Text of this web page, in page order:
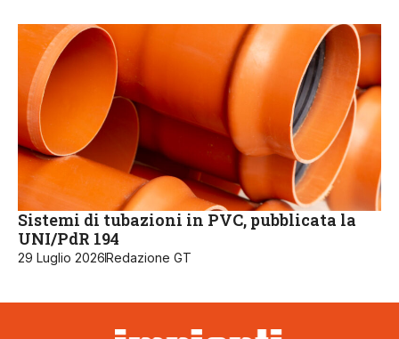
Sistemi di tubazioni in PVC, pubblicata la
UNI/PdR 194
29 Luglio 2026Redazione GT